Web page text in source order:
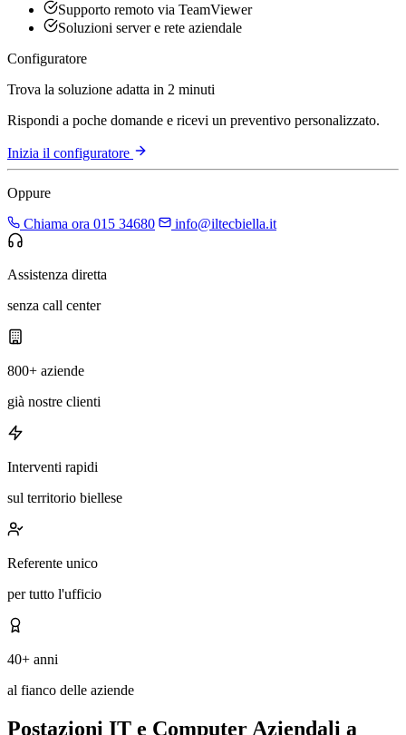
Supporto remoto via TeamViewer
Soluzioni server e rete aziendale
Configuratore
Trova la soluzione adatta in 2 minuti
Rispondi a poche domande e ricevi un preventivo personalizzato.
Inizia il configuratore
Oppure
Chiama ora 015 34680
info@iltecbiella.it
Assistenza diretta
senza call center
800+ aziende
già nostre clienti
Interventi rapidi
sul territorio biellese
Referente unico
per tutto l'ufficio
40+ anni
al fianco delle aziende
Postazioni IT e Computer Aziendali a